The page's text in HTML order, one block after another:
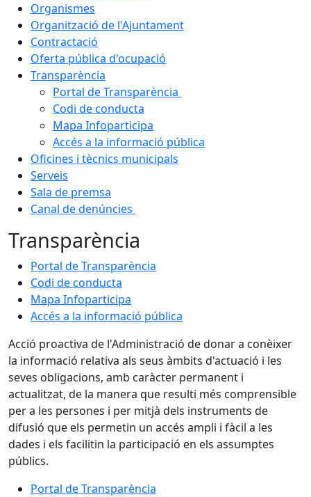
Organismes
Organització de l'Ajuntament
Contractació
Oferta pública d'ocupació
Transparència
Portal de Transparència
Codi de conducta
Mapa Infoparticipa
Accés a la informació pública
Oficines i tècnics municipals
Serveis
Sala de premsa
Canal de denúncies
Transparència
Portal de Transparència
Codi de conducta
Mapa Infoparticipa
Accés a la informació pública
Acció proactiva de l'Administració de donar a conèixer
la informació relativa als seus àmbits d'actuació i les
seves obligacions, amb caràcter permanent i
actualitzat, de la manera que resulti més comprensible
per a les persones i per mitjà dels instruments de
difusió que els permetin un accés ampli i fàcil a les
dades i els facilitin la participació en els assumptes
públics.
Portal de Transparència